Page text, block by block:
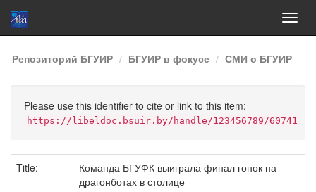
Skip
navigation
Репозиторий БГУИР БГУИР в фокусе СМИ о БГУИР
Please use this identifier to cite or link to this item:
https://libeldoc.bsuir.by/handle/123456789/60741
Title:
Команда БГУФК выиграла финал гонок на
драгонботах в столице